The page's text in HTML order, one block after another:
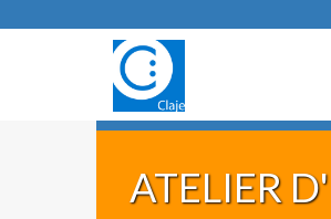
ATELIER